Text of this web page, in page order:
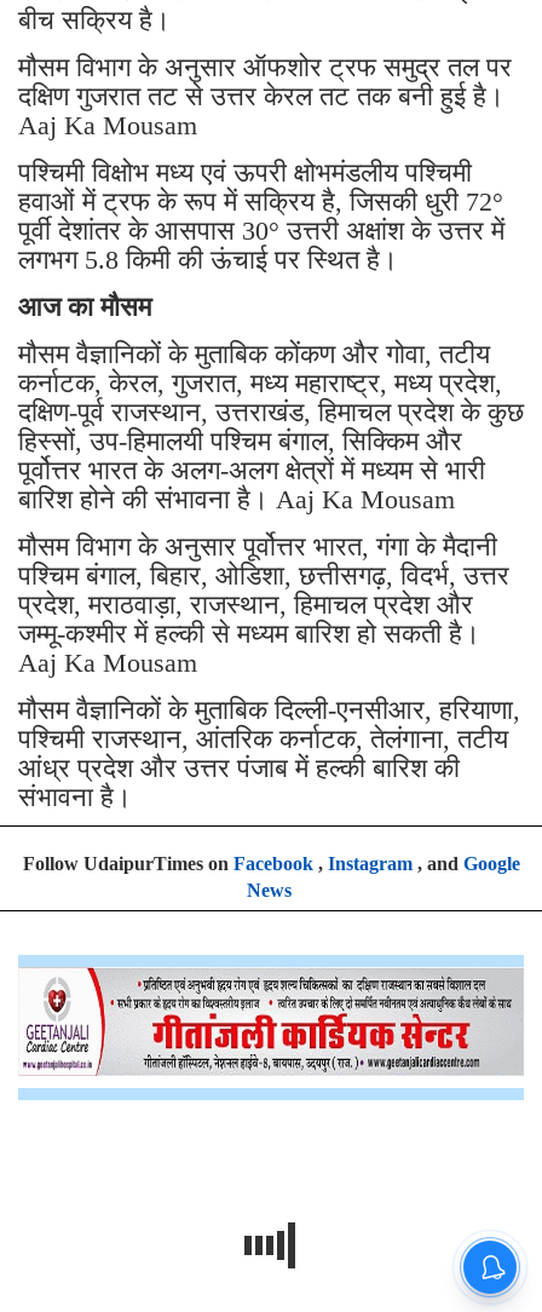
बीच सक्रिय है।
मौसम विभाग के अनुसार ऑफशोर ट्रफ समुद्र तल पर
दक्षिण गुजरात तट से उत्तर केरल तट तक बनी हुई है।
Aaj Ka Mousam
पश्चिमी विक्षोभ मध्य एवं ऊपरी क्षोभमंडलीय पश्चिमी
हवाओं में ट्रफ के रूप में सक्रिय है, जिसकी धुरी 72°
पूर्वी देशांतर के आसपास 30° उत्तरी अक्षांश के उत्तर में
लगभग 5.8 किमी की ऊंचाई पर स्थित है।
आज का मौसम
मौसम वैज्ञानिकों के मुताबिक कोंकण और गोवा, तटीय
कर्नाटक, केरल, गुजरात, मध्य महाराष्ट्र, मध्य प्रदेश,
दक्षिण-पूर्व राजस्थान, उत्तराखंड, हिमाचल प्रदेश के कुछ
हिस्सों, उप-हिमालयी पश्चिम बंगाल, सिक्किम और
पूर्वोत्तर भारत के अलग-अलग क्षेत्रों में मध्यम से भारी
बारिश होने की संभावना है। Aaj Ka Mousam
मौसम विभाग के अनुसार पूर्वोत्तर भारत, गंगा के मैदानी
पश्चिम बंगाल, बिहार, ओडिशा, छत्तीसगढ़, विदर्भ, उत्तर
प्रदेश, मराठवाड़ा, राजस्थान, हिमाचल प्रदेश और
जम्मू-कश्मीर में हल्की से मध्यम बारिश हो सकती है।
Aaj Ka Mousam
मौसम वैज्ञानिकों के मुताबिक दिल्ली-एनसीआर, हरियाणा,
पश्चिमी राजस्थान, आंतरिक कर्नाटक, तेलंगाना, तटीय
आंध्र प्रदेश और उत्तर पंजाब में हल्की बारिश की
संभावना है।
Follow UdaipurTimes on Facebook, Instagram, and Google
News